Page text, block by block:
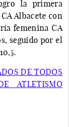
la primera
Albacete con
femenina CA
seguido por el
DE TODOS
ATLETISMO